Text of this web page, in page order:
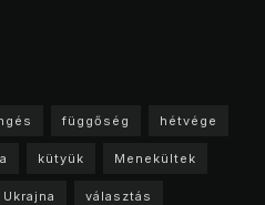
függőség hétvége
kütyük Menekültek
Ukrajna választás